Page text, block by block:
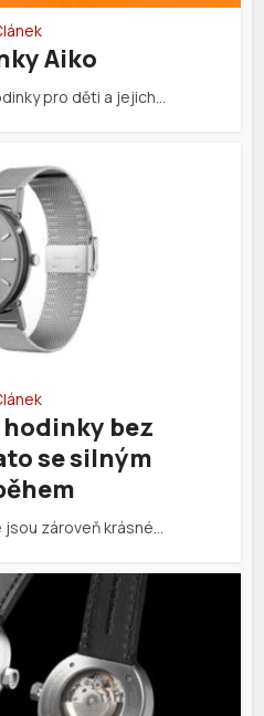
Aiko
pro děti a jejich…
bez
se silným
zároveň krásné…